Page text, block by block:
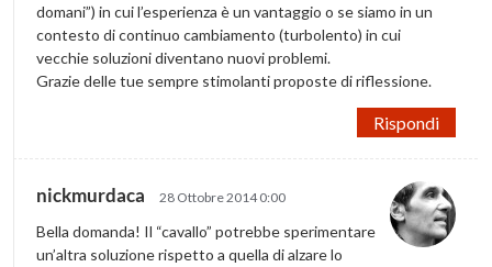
domani”) in cui l’esperienza è un vantaggio o se siamo in un
contesto di continuo cambiamento (turbolento) in cui
vecchie soluzioni diventano nuovi problemi.
Grazie delle tue sempre stimolanti proposte di riflessione.
Rispondi
nickmurdaca 28 Ottobre 2014 0:00
Bella domanda! Il “cavallo” potrebbe sperimentare
un’altra soluzione rispetto a quella di alzare lo